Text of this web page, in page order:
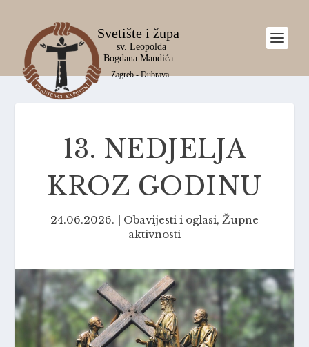
13. NEDJELJA
KROZ GODINU
24.06.2026. | Obavijesti i oglasi, Župne
aktivnosti